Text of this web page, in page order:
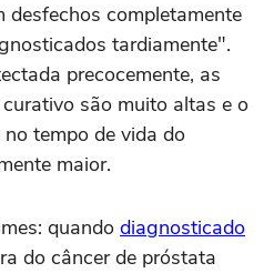
desfechos completamente
tardiamente".
precocemente, as
são muito altas e o
tempo de vida do
maior.
quando diagnosticado
do câncer de próstata